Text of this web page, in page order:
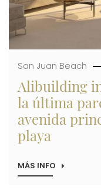
MANOS
DE
ALIBUILDING
San Juan Beach
Alibuilding
la última
avenida
playa
MÁS INFO SOBRE